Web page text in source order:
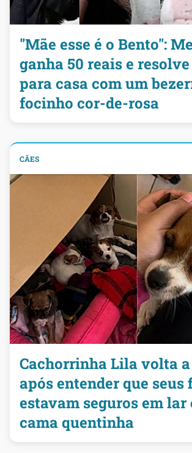
"Mãe esse é o Bento":
ganha 50 reais e
para casa com um
focinho cor-de-rosa
CÃES
Cachorrinha Lila volta
após entender que seus
estavam seguros em lar
cama quentinha